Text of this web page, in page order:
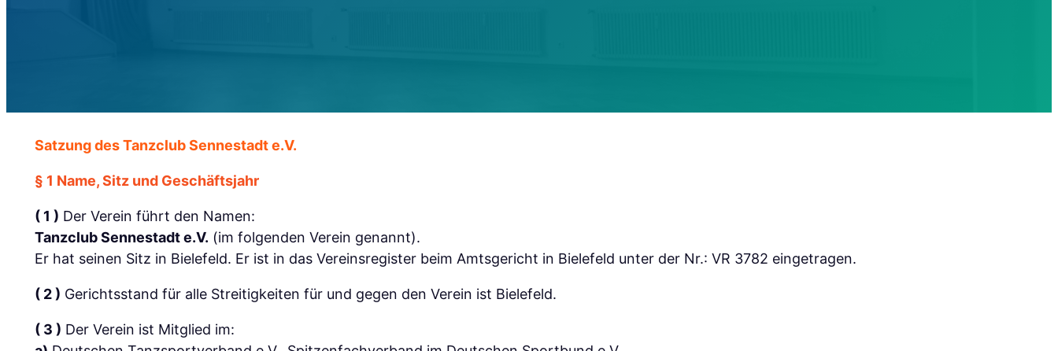
Satzung des Tanzclub Sennestadt e.V.
§ 1 Name, Sitz und Geschäftsjahr
( 1 ) Der Verein führt den Namen:
Tanzclub Sennestadt e.V. (im folgenden Verein genannt).
Er hat seinen Sitz in Bielefeld. Er ist in das Vereinsregister beim Amtsgericht in Bielefeld unter der Nr.: VR 3782 eingetragen.
( 2 ) Gerichtsstand für alle Streitigkeiten für und gegen den Verein ist Bielefeld.
( 3 ) Der Verein ist Mitglied im: